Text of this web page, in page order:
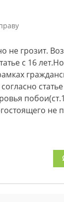
не грозит.
с 16
не